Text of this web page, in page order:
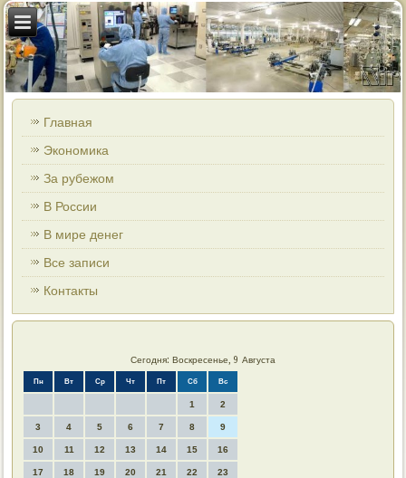
Главная
Экономика
За рубежом
В России
В мире денег
Все записи
Контакты
Сегодня: Воскресенье, 9 Августа
Пн Вт Ср Чт Пт Сб Вс
1 2
3 4 5 6 7 8 9
10 11 12 13 14 15 16
17 18 19 20 21 22 23